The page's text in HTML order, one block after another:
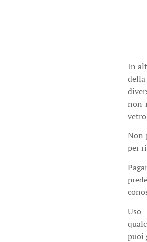
In
non
Non
per
Uso
puoi